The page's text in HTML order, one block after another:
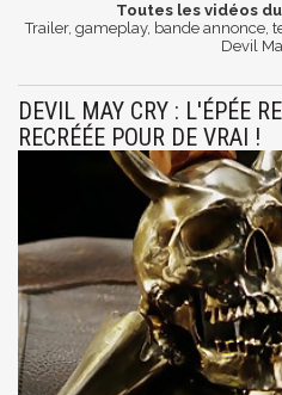
Toutes les vidéos
Trailer, gameplay, bande annonce,
Devil
DEVIL MAY CRY : L'ÉPÉE
RECRÉÉE POUR DE VRAI !